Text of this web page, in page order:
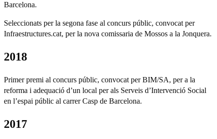
Barcelona.
Seleccionats per la segona fase al concurs públic, convocat per
Infraestructures.cat, per la nova comissaria de Mossos a la Jonquera.
2018
Primer premi al concurs públic, convocat per BIM/SA, per a la
reforma i adequació d’un local per als Serveis d’Intervenció Social
en l’espai públic al carrer Casp de Barcelona.
2017